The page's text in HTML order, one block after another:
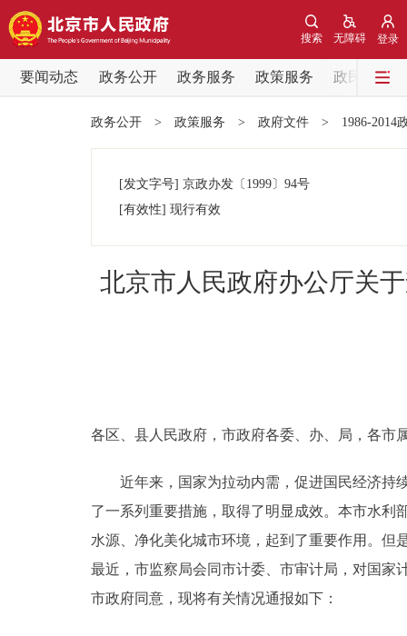
登录
无障碍
搜索
要闻动态 政务公开 政务服务 政策服务
政民互动
党中央精神
政务服务
个人服务
便民服务
政务公开 > 政策服务 > 政府文件 > 1986-2014
[发文字号] 京政办发 〔1999〕 94号
[有效性] 现行有效
北京市人民政府办公厅关
各区、县人民政府，市政府各委、办、局，各市
近年来，国家为拉动内需，促进国民经济持续
了一系列重要措施，取得了明显成效。本市水利
水源、净化美化城市环境，起到了重要作用。但
最近，市监察局会同市计委、市审计局，对国家
市政府同意，现将有关情况通报如下：